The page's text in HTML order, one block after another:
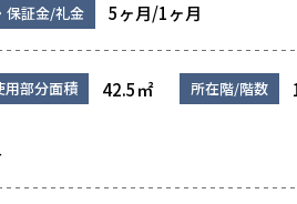
保証金/礼金 5ヶ月/1ヶ月
用部分面積 42.5㎡ 所在階/階数